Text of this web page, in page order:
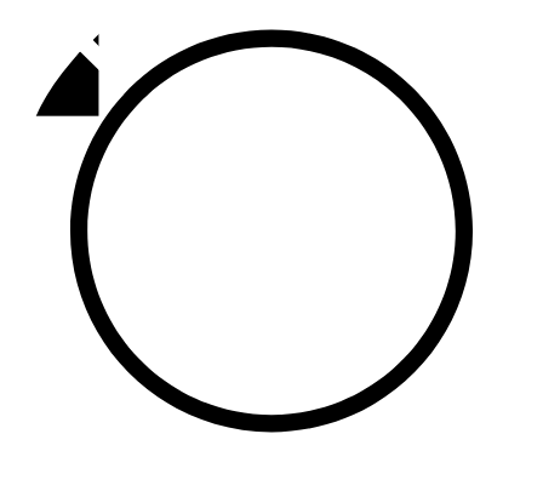
92,9 FM
Базарлы матак
107,1 FM
Балык бистәсе
104,9 FM
Баулы
107,5 FM
Биләр